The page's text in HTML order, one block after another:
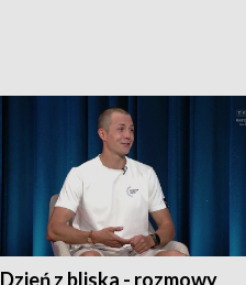
Dzień z bliska - rozmowy